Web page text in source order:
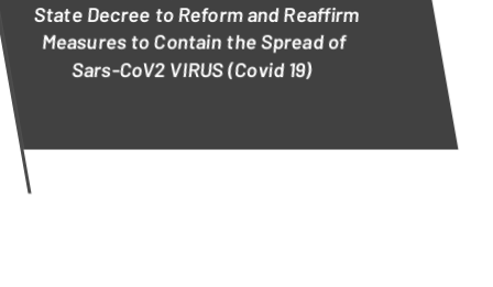
State Decree to Reform and Reaffirm
Measures to Contain the Spread of
Sars-CoV2 VIRUS (Covid 19)